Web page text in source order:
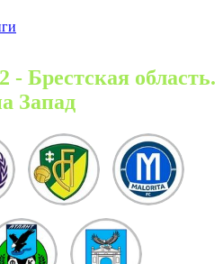
- Брестская область.
Запад